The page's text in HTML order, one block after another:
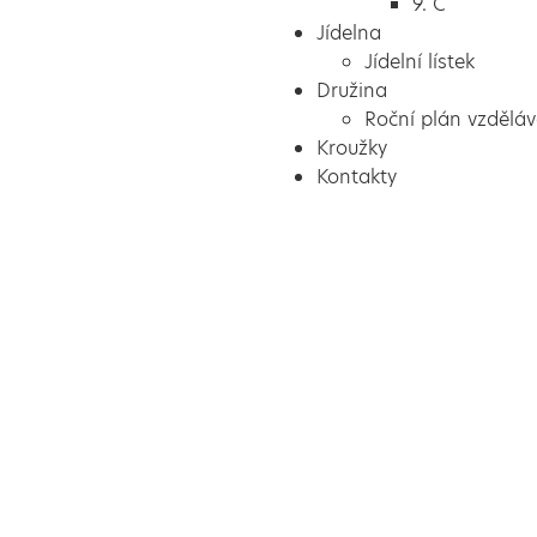
Jídelna
Jídelní lístek
Družina
Roční plán
Kroužky
Kontakty